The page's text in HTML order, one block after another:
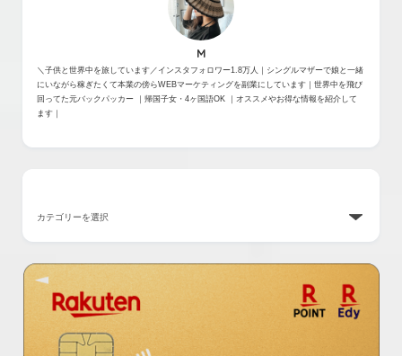
M
＼子供と世界中を旅しています／インスタフォロワー1.8万人｜シングルマザーで娘と一緒
にいながら稼ぎたくて本業の傍らWEBマーケティングを副業にしています｜世界中を飛び
回ってた元バックパッカー ｜帰国子女・4ヶ国語OK ｜オススメやお得な情報を紹介して
ます｜